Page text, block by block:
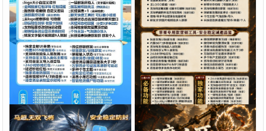
苹果微信多开首选「高端款赵
云」：TF正式码+斗战神8073
包，7天退换认准拍拍卡激活
码商城
代理12 立即购买
苹果多开软件
苹果微信多开神器「心魔六
耳」：斗战神8073包+7天退
换，认准拍拍卡激活码商城
代理12 立即购买
苹果多开软件